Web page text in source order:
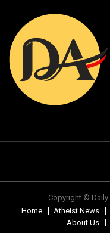
Copyright © Daily
Home
Atheist News
About Us